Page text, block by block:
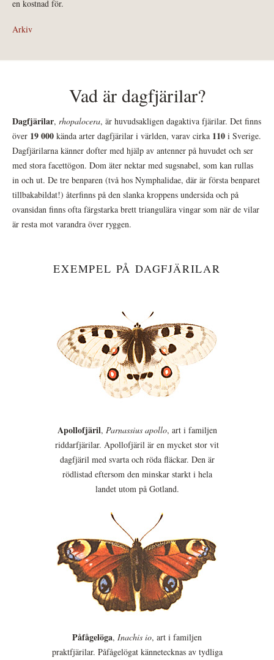
en kostnad för.
Arkiv
Vad är dagfjärilar?
Dagfjärilar, rhopalocera, är huvudsakligen dagaktiva fjärilar. Det finns
över 19 000 kända arter dagfjärilar i världen, varav cirka 110 i Sverige.
Dagfjärilarna känner dofter med hjälp av antenner på huvudet och ser
med stora facettögon. Dom äter nektar med sugsnabel, som kan rullas
in och ut. De tre benparen (två hos Nymphalidae, där är första benparet
tillbakabildat!) återfinns på den slanka kroppens undersida och på
ovansidan finns ofta färgstarka brett triangulära vingar som när de vilar
är resta mot varandra över ryggen.
EXEMPEL PÅ DAGFJÄRILAR
Apollofjäril, Parnassius apollo, art i familjen
riddarfjärilar. Apollofjäril är en mycket stor vit
dagfjäril med svarta och röda fläckar. Den är
rödlistad eftersom den minskar starkt i hela
landet utom på Gotland.
Påfågelöga, Inachis io, art i familjen
praktfjärilar. Påfågelögat kännetecknas av tydliga